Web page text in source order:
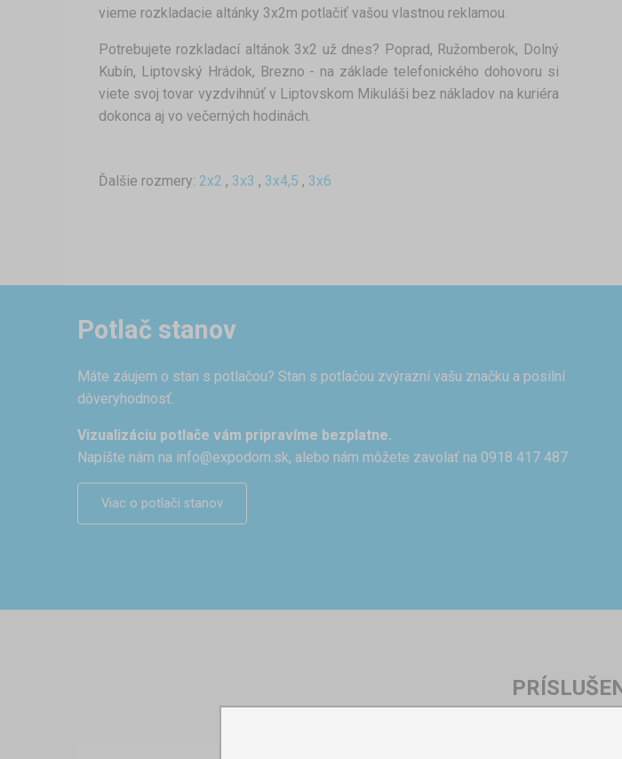
vieme rozkladacie altánky 3x2m potlačiť vašou vlastnou reklamou.
Potrebujete rozkladací altánok 3x2 už dnes? Poprad, Ružomberok, Dolný
Kubín, Liptovský Hrádok, Brezno - na základe telefonického dohovoru si
viete svoj tovar vyzdvihnúť v Liptovskom Mikuláši bez nákladov na kuriéra
dokonca aj vo večerných hodinách.
Ďalšie rozmery: 2x2 , 3x3 , 3x4,5 , 3x6
Potlač stanov
Máte záujem o stan s potlačou? Stan s potlačou zvýrazní vašu značku a posilní
dôveryhodnosť.
Vizualizáciu potlače vám pripravíme bezplatne.
Napíšte nám na info@expodom.sk, alebo nám môžete zavolať na 0918 417 487
Viac o potlači stanov